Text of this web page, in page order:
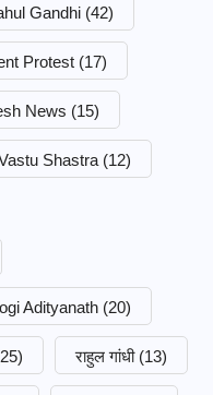
Gandhi (42)
Protest (17)
News (15)
Shastra (12)
Adityanath (20)
राहुल गांधी (13)